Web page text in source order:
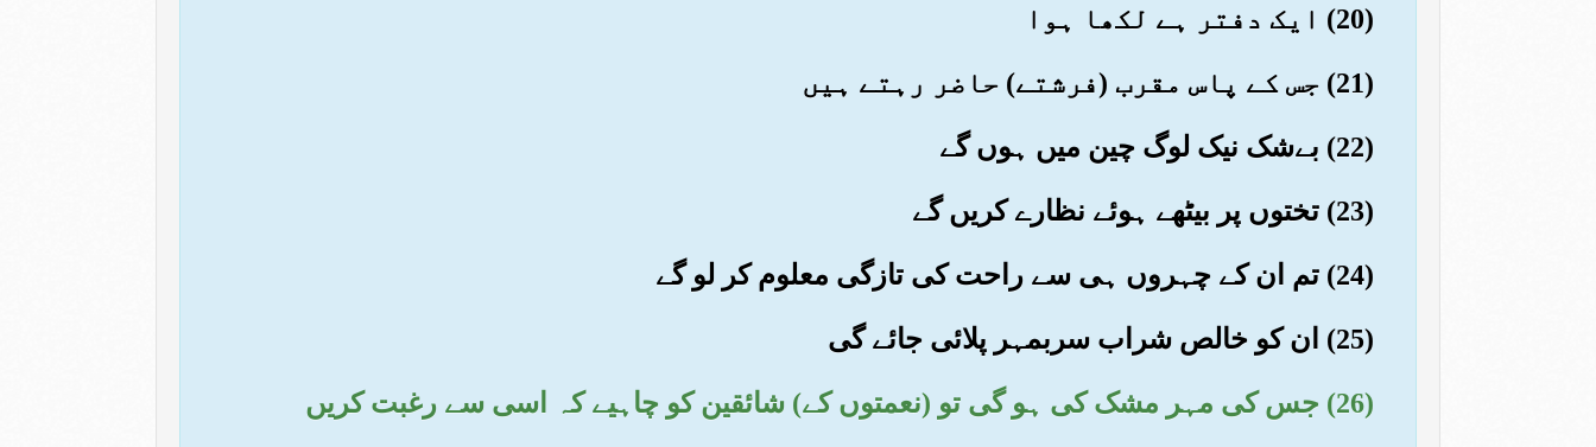
(20) ایک دفتر ہے لکھا ہوا
(21) جس کے پاس مقرب (فرشتے) حاضر رہتے ہیں
(22) بےشک نیک لوگ چین میں ہوں گے
(23) تختوں پر بیٹھے ہوئے نظارے کریں گے
(24) تم ان کے چہروں ہی سے راحت کی تازگی معلوم کر لو گے
(25) ان کو خالص شراب سربمہر پلائی جائے گی
(26) جس کی مہر مشک کی ہو گی تو (نعمتوں کے) شائقین کو چاہیے کہ اسی سے رغبت کریں